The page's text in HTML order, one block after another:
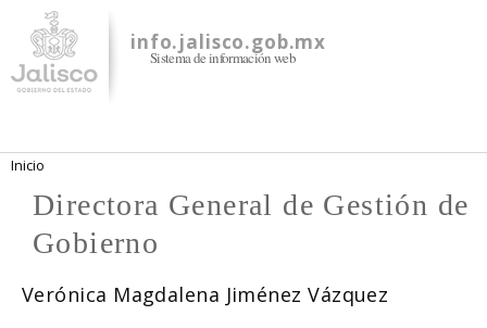
contenido
principal
info.jalisco.gob.mx
Sistema de información web
Se encuentra usted aquí
Inicio
Directora General de Gestión de
Gobierno
Verónica Magdalena Jiménez Vázquez